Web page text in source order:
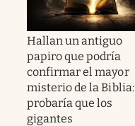
Hallan un antiguo
papiro que podría
confirmar el mayor
misterio de la Biblia:
probaría que los
gigantes